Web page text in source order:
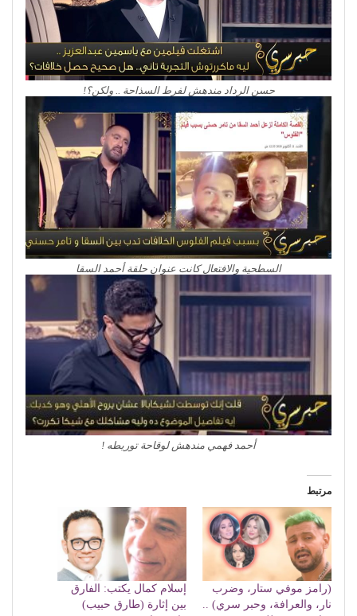
حسن الرداد مندهش لفرط السذاحة .. ولكن؟!
السطحية والافتعال كانت عنوان حلقة أحمد السقا
أحمد فهمي مندهش لوقاحة توريطه !
مرتبط
(رامز موفي ستار، وضرب
نار، والعرافة، وحبر سري) ..
إسلام كمال يكتب: الفارق
بين إثارة (طارق حبيب)